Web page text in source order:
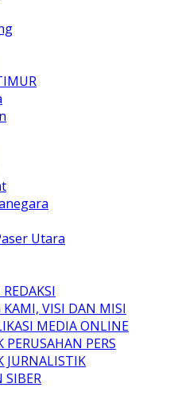
Utara
VISI DAN MISI
MEDIA ONLINE
PERUSAHAN PERS
JURNALISTIK
SIBER